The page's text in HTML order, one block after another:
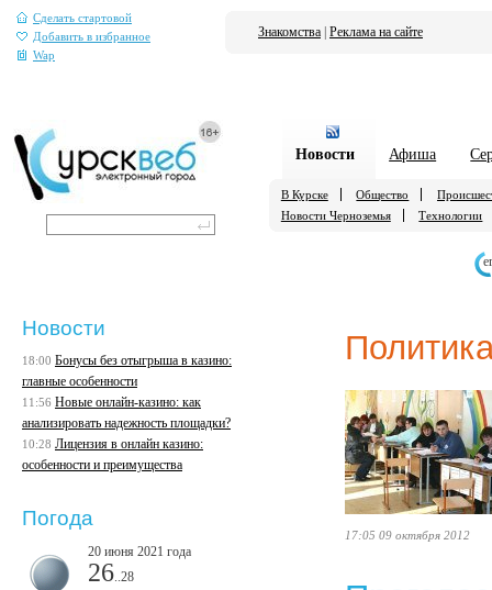
Сделать стартовой
Добавить в избранное
Wap
Знакомства Реклама на сайте
Новости Афиша
В Курске Общество
Новости Черноземья
Технологии
17:05 09 октября 2012
Новости
18:00 Бонусы без отыгрыша в казино:
главные особенности
11:56 Новые онлайн-казино: как
анализировать надежность площадки?
10:28 Лицензия в онлайн казино:
особенности и преимущества
Погода
20 июня 2021 года
26 ..28